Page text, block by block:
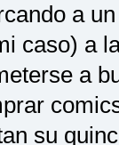
a
caso) a
a
su